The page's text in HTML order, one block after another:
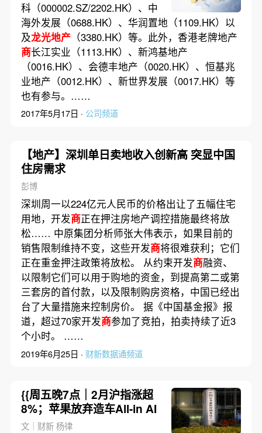
科（000002.SZ/2202.HK）、中
海外发展（0688.HK）、华润置地（1109.HK）以
及龙光地产（3380.HK）等。此外，香港老牌地产
商长江实业（1113.HK）、新鸿基地产
（0016.HK）、会德丰地产（0020.HK）、恒基兆
业地产（0012.HK）、新世界发展（0017.HK）等
也有参与。……
2017年5月17日 · 公司频道
【地产】深圳单日卖地收入创新高 突显中国
住房需求
彭博
深圳周一以224亿元人民币的价格出让了五幅住宅
用地，开发商正在押注房地产调控措施最终将放
松…… 中原集团分析师张大伟表示，如果目前的
销售限制维持不变，这些开发商将很难获利；它们
正在重金押注政策将放松。 从约束开发商融资、
以限制它们可以用于购地的资金，到提高第二或第
三套房的首付款，以及限制购房资格，中国已经出
台了大量措施来控制房价。 据《中国基金报》报
道，超过70家开发商参加了竞拍，拍卖持续了近3
个小时。 ……
2019年6月25日 · 财新数据通频道
{{周五晚7点｜2月沪指涨超
8%；苹果放弃造车All-in AI
文｜财新 杨律